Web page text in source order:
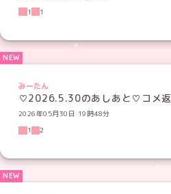
1
1
みーたん
♡2026.5.30のあしあと♡コメ返
2026年05月30日 19時48分
1
2